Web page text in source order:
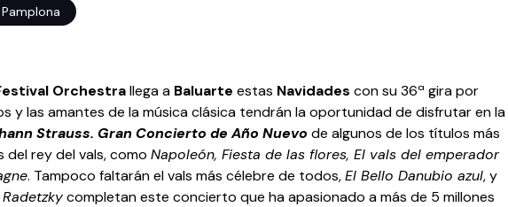
Orchestrallega a Baluarteestas Navidadescon su 36ª gira por
y las amantes de la música clásica tendrán la oportunidad de disfrutar en la
Strauss. Gran Concierto de Año Nuevo de algunos de los títulos más
del rey del vals, comoNapoleón, Fiesta de las flores, El vals del emperador
. Tampoco faltarán el vals más célebre de todos,El Bello Danubio azul, y
completan este concierto que ha apasionado a más de 5 millones